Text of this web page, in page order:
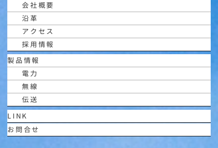
会社概要
沿革
アクセス
採用情報
製品情報
電力
無線
伝送
LINK
お問合せ